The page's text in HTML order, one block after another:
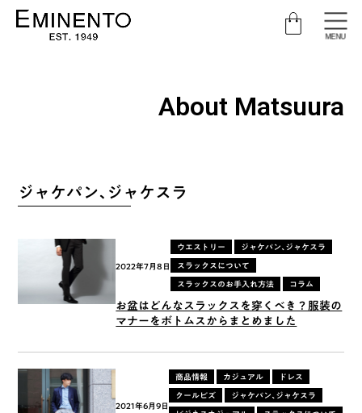
MENU
About Matsuura
ジャケパン、ジャケスラ
2022年7月8日
ウエストリー ジャケパン、ジャケスラ
スラックスについて
スラックスのお手入れ方法 コラム
お盆はどんなスラックスを穿くべき？服装の
マナーをボトムスからまとめました
2021年6月9日
商品情報 カジュアル ドレス
クールビズ ジャケパン、ジャケスラ